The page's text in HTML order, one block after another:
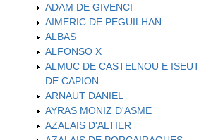
ADAM DE GIVENCI
AIMERIC DE PEGUILHAN
ALBAS
ALFONSO X
ALMUC DE CASTELNOU E ISEUT
DE CAPION
ARNAUT DANIEL
AYRAS MONIZ D'ASME
AZALAIS D'ALTIER